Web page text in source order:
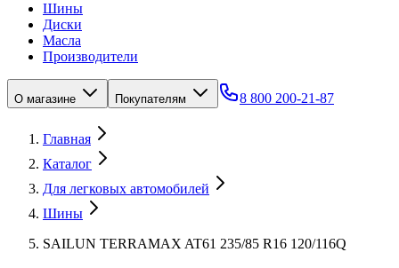
Шины
Диски
Масла
Производители
О магазине Покупателям 8 800 200-21-87
Главная
Каталог
Для легковых автомобилей
Шины
SAILUN TERRAMAX AT61 235/85 R16 120/116Q